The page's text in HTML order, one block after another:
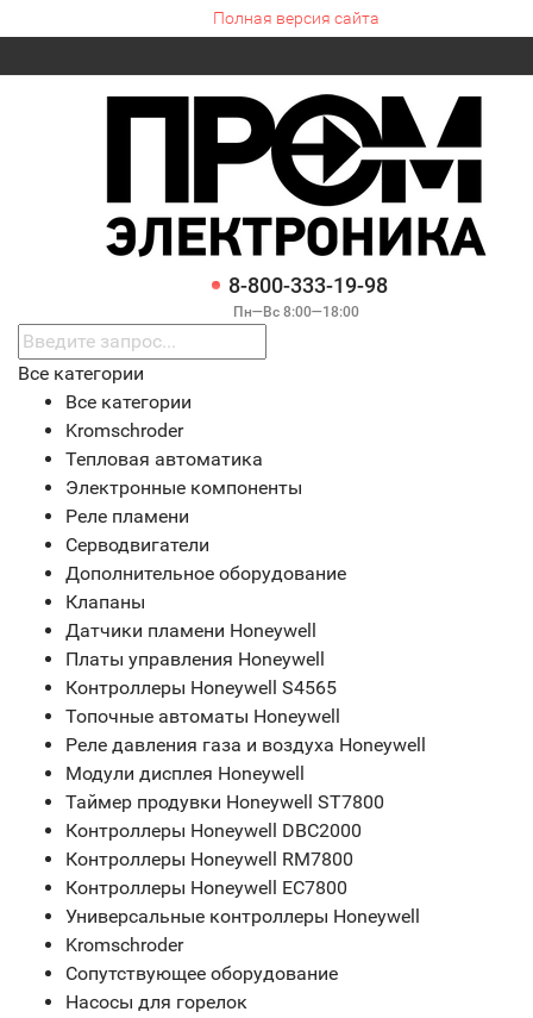
Полная версия сайта
8-800-333-19-98
Пн—Вс 8:00—18:00
Все категории
Все категории
Kromschroder
Тепловая автоматика
Электронные компоненты
Реле пламени
Серводвигатели
Дополнительное оборудование
Клапаны
Датчики пламени Honeywell
Платы управления Honeywell
Контроллеры Honeywell S4565
Топочные автоматы Honeywell
Реле давления газа и воздуха Honeywell
Модули дисплея Honeywell
Таймер продувки Honeywell ST7800
Контроллеры Honeywell DBC2000
Контроллеры Honeywell RM7800
Контроллеры Honeywell EC7800
Универсальные контроллеры Honeywell
Kromschroder
Сопутствующее оборудование
Насосы для горелок